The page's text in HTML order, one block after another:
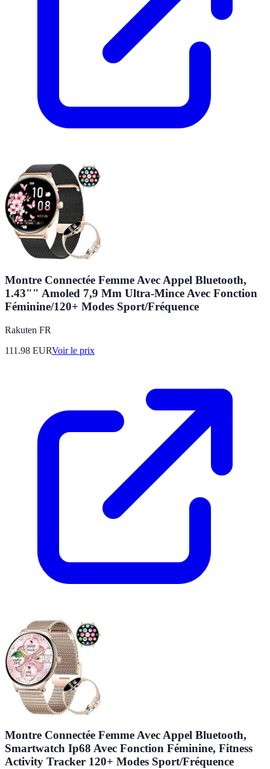
Montre Connectée Femme Avec Appel Bluetooth,
1.43"" Amoled 7,9 Mm Ultra-Mince Avec Fonction
Féminine/120+ Modes Sport/Fréquence
Rakuten FR
111.98 EURVoir le prix
Montre Connectée Femme Avec Appel Bluetooth,
Smartwatch Ip68 Avec Fonction Féminine, Fitness
Activity Tracker 120+ Modes Sport/Fréquence